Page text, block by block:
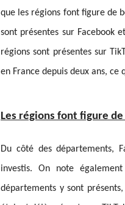
que les régions font figure de
sont présentes sur Facebook
régions sont présentes sur
en France depuis deux ans,
Les régions font figure
Du côté des départements,
investis. On note
départements y sont